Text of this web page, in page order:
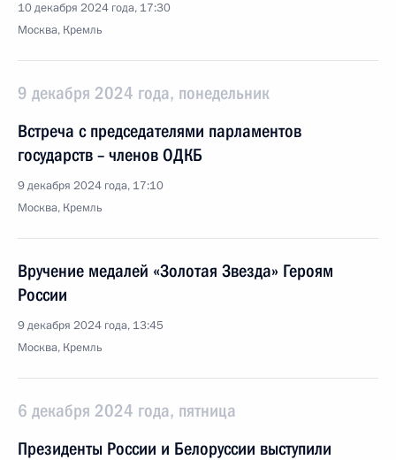
10 декабря 2024 года, 17:30
Москва, Кремль
9 декабря 2024 года, понедельник
Встреча с председателями парламентов
государств – членов ОДКБ
9 декабря 2024 года, 17:10
Москва, Кремль
Вручение медалей «Золотая Звезда» Героям
России
9 декабря 2024 года, 13:45
Москва, Кремль
6 декабря 2024 года, пятница
Президенты России и Белоруссии выступили